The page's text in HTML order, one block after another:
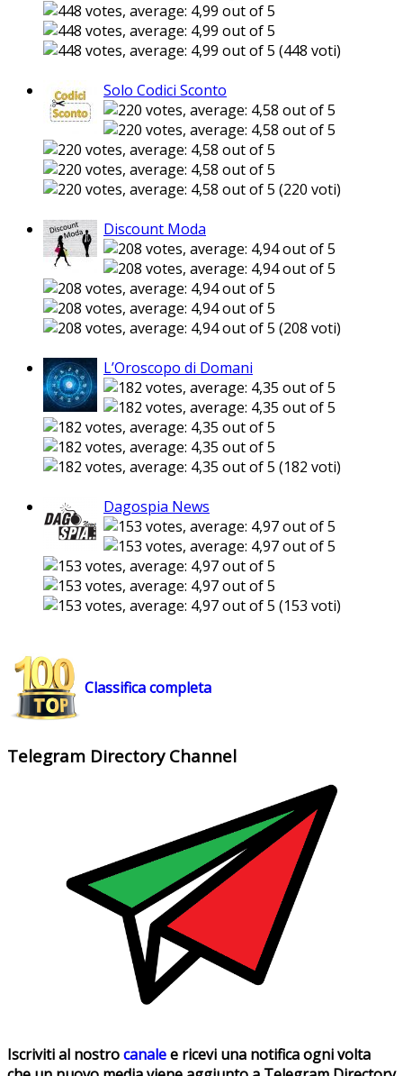
(448 voti)
Solo Codici Sconto
(220 voti)
Discount Moda
(208 voti)
L’Oroscopo di Domani
(182 voti)
Dagospia News
(153 voti)
Classifica completa
Telegram Directory Channel
Iscriviti al nostrocanalee ricevi una notifica ogni volta